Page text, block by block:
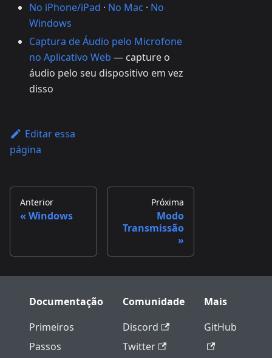
No iPhone/iPad · No Mac · No
Windows
Captura de Áudio pelo Microfone
no Aplicativo Web — capture o
áudio pelo seu dispositivo em vez
disso
Editar essa
página
Anterior
Windows
Próxima
Modo
Transmissão
Documentação
Primeiros
Passos
Comunidade
Discord
Twitter
Mais
GitHub